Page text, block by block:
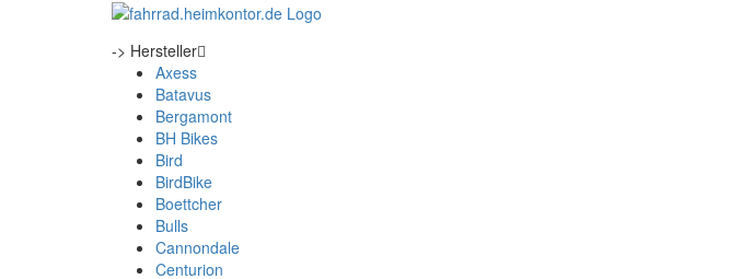
-> Hersteller
Axess
Batavus
Bergamont
BH Bikes
Bird
BirdBike
Boettcher
Bulls
Cannondale
Centurion